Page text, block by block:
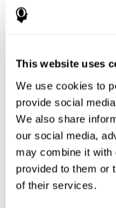
This website uses
We use cookies to
provide social
We also share
our social media,
may combine it with
provided to them or
of their services.
العصبي. إنّ
إنشاء نقاط الاشتباك
وتحسين الوظائف
بالانتباه المركّز
الأسبوع الثالث